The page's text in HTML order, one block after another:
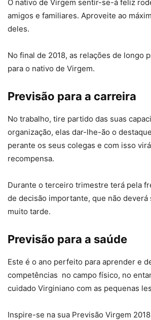
O nativo de Virgem sentir-se-á feliz
amigos e familiares. Aproveite ao
deles.
No final de 2018, as relações de longo
para o nativo de Virgem.
Previsão para a carreira
No trabalho, tire partido das suas
organização, elas dar-lhe-ão o
perante os seus colegas e com isso
recompensa.
Durante o terceiro trimestre terá pela
de decisão importante, que não deverá
muito tarde.
Previsão para a saúde
Este é o ano perfeito para aprender e
competências no campo físico, no
cuidado Virginiano com as pequenas
Inspire-se na sua Previsão Virgem 2018